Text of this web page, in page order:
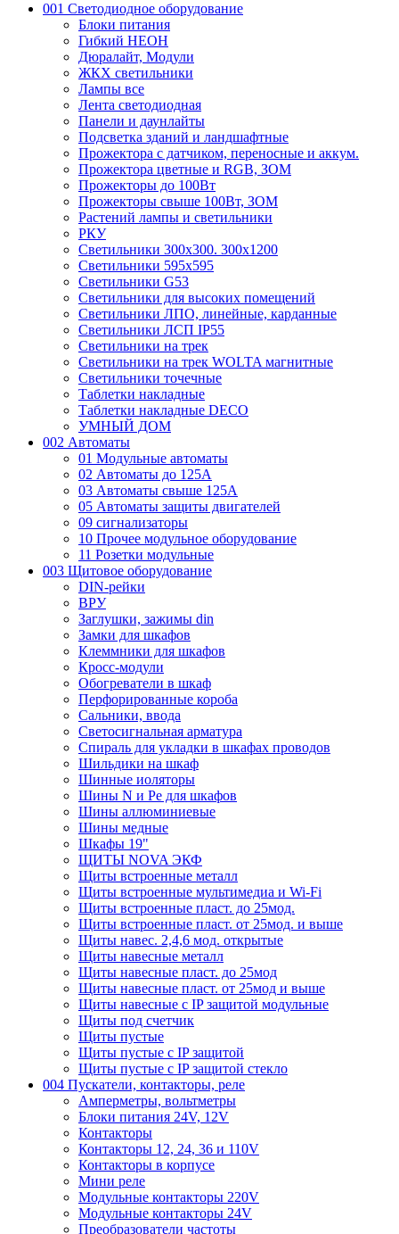
001 Светодиодное оборудование
Блоки питания
Гибкий НЕОН
Дюралайт, Модули
ЖКХ светильники
Лампы все
Лента светодиодная
Панели и даунлайты
Подсветка зданий и ландшафтные
Прожектора с датчиком, переносные и аккум.
Прожектора цветные и RGB, ЗОМ
Прожекторы до 100Вт
Прожекторы свыше 100Вт, ЗОМ
Растений лампы и светильники
РКУ
Светильники 300х300. 300х1200
Светильники 595х595
Светильники G53
Светильники для высоких помещений
Светильники ЛПО, линейные, карданные
Светильники ЛСП IP55
Светильники на трек
Светильники на трек WOLTA магнитные
Светильники точечные
Таблетки накладные
Таблетки накладные DECO
УМНЫЙ ДОМ
002 Автоматы
01 Модульные автоматы
02 Автоматы до 125А
03 Автоматы свыше 125А
05 Автоматы защиты двигателей
09 сигнализаторы
10 Прочее модульное оборудование
11 Розетки модульные
003 Щитовое оборудование
DIN-рейки
ВРУ
Заглушки, зажимы din
Замки для шкафов
Клеммники для шкафов
Кросс-модули
Обогреватели в шкаф
Перфорированные короба
Сальники, ввода
Светосигнальная арматура
Спираль для укладки в шкафах проводов
Шильдики на шкаф
Шинные иоляторы
Шины N и Pe для шкафов
Шины аллюминиевые
Шины медные
Шкафы 19"
ЩИТЫ NOVA ЭКФ
Щиты встроенные металл
Щиты встроенные мультимедиа и Wi-Fi
Щиты встроенные пласт. до 25мод.
Щиты встроенные пласт. от 25мод. и выше
Щиты навес. 2,4,6 мод. открытые
Щиты навесные металл
Щиты навесные пласт. до 25мод
Щиты навесные пласт. от 25мод и выше
Щиты навесные с IP защитой модульные
Щиты под счетчик
Щиты пустые
Щиты пустые с IP защитой
Щиты пустые с IP защитой стекло
004 Пускатели, контакторы, реле
Амперметры, вольтметры
Блоки питания 24V, 12V
Контакторы
Контакторы 12, 24, 36 и 110V
Контакторы в корпусе
Мини реле
Модульные контакторы 220V
Модульные контакторы 24V
Преобразователи частоты